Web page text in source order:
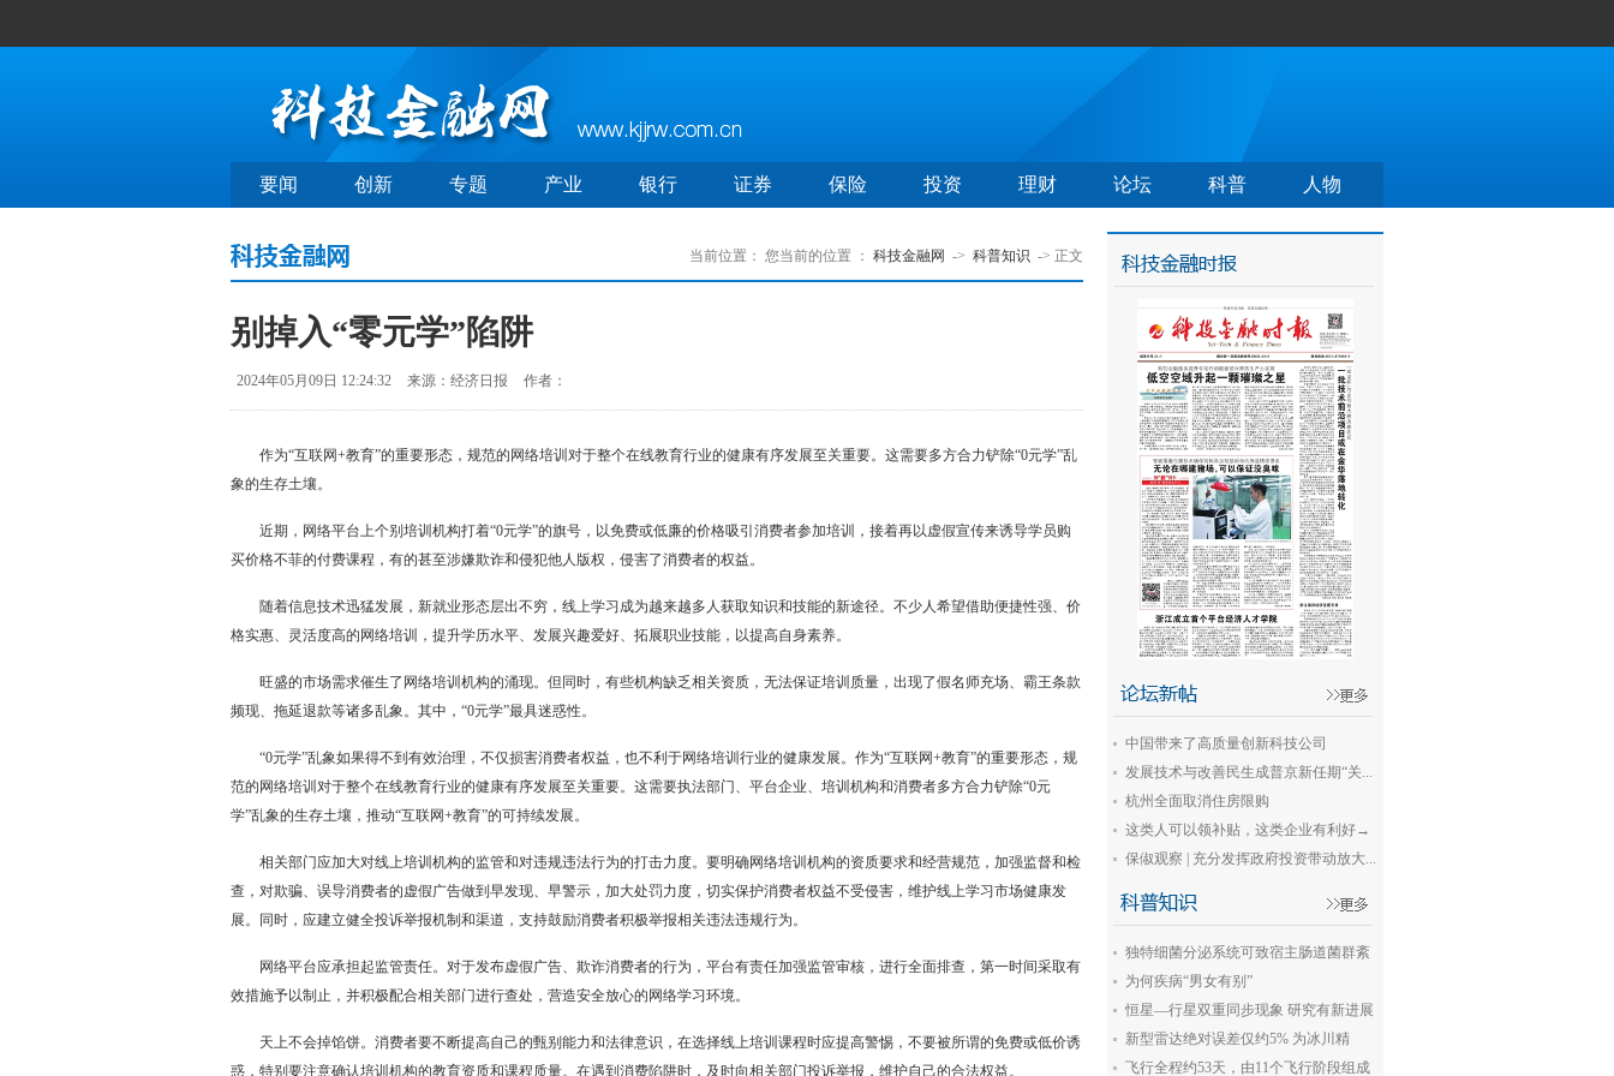
要闻 创新 专题 产业 银行 证券 保险 投资 理财 论坛 科普 人物
当前位置： 您当前的位置 ： 科技金融网 -> 科普知识 -> 正文
别掉入“零元学”陷阱
2024年05月09日 12:24:32 来源：经济日报 作者：
作为“互联网+教育”的重要形态，规范的网络培训对于整个在线教育行业的健康有序发展至关重要。这需要多方合力铲除“0元学”乱
象的生存土壤。
近期，网络平台上个别培训机构打着“0元学”的旗号，以免费或低廉的价格吸引消费者参加培训，接着再以虚假宣传来诱导学员购
买价格不菲的付费课程，有的甚至涉嫌欺诈和侵犯他人版权，侵害了消费者的权益。
随着信息技术迅猛发展，新就业形态层出不穷，线上学习成为越来越多人获取知识和技能的新途径。不少人希望借助便捷性强、价
格实惠、灵活度高的网络培训，提升学历水平、发展兴趣爱好、拓展职业技能，以提高自身素养。
旺盛的市场需求催生了网络培训机构的涌现。但同时，有些机构缺乏相关资质，无法保证培训质量，出现了假名师充场、霸王条款
频现、拖延退款等诸多乱象。其中，“0元学”最具迷惑性。
“0元学”乱象如果得不到有效治理，不仅损害消费者权益，也不利于网络培训行业的健康发展。作为“互联网+教育”的重要形态，规
范的网络培训对于整个在线教育行业的健康有序发展至关重要。这需要执法部门、平台企业、培训机构和消费者多方合力铲除“0元
学”乱象的生存土壤，推动“互联网+教育”的可持续发展。
相关部门应加大对线上培训机构的监管和对违规违法行为的打击力度。要明确网络培训机构的资质要求和经营规范，加强监督和检
查，对欺骗、误导消费者的虚假广告做到早发现、早警示，加大处罚力度，切实保护消费者权益不受侵害，维护线上学习市场健康发
展。同时，应建立健全投诉举报机制和渠道，支持鼓励消费者积极举报相关违法违规行为。
网络平台应承担起监管责任。对于发布虚假广告、欺诈消费者的行为，平台有责任加强监管审核，进行全面排查，第一时间采取有
效措施予以制止，并积极配合相关部门进行查处，营造安全放心的网络学习环境。
天上不会掉馅饼。消费者要不断提高自己的甄别能力和法律意识，在选择线上培训课程时应提高警惕，不要被所谓的免费或低价诱
惑，特别要注意确认培训机构的教育资质和课程质量。在遇到消费陷阱时，及时向相关部门投诉举报，维护自己的合法权益。
中国带来了高质量创新科技公司
发展技术与改善民生成普京新任期“关...
杭州全面取消住房限购
这类人可以领补贴，这类企业有利好→
保俶观察 | 充分发挥政府投资带动放大...
独特细菌分泌系统可致宿主肠道菌群紊
乱
为何疾病“男女有别”
恒星—行星双重同步现象 研究有新进展
新型雷达绝对误差仅约5% 为冰川精
准“...
飞行全程约53天，由11个飞行阶段组成